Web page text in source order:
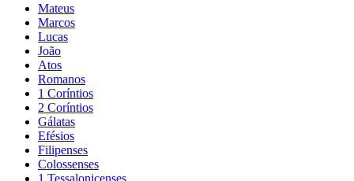
Mateus
Marcos
Lucas
João
Atos
Romanos
1 Coríntios
2 Coríntios
Gálatas
Efésios
Filipenses
Colossenses
1 Tessalonicenses